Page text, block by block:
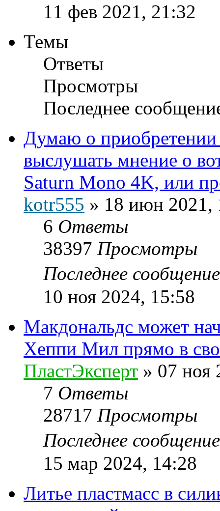
11 фев 2021, 21:32
Темы
Ответы
Просмотры
Последнее
Думаю о
выслушать мнение о
Saturn Mono 4K, или
kotr555 » 18 июн 2021,
6 Ответы
38397 Просмотры
Последнее
10 ноя 2024, 15:58
Макдональдс может
Хеппи Мил прямо в
ПластЭксперт » 07 ноя
7 Ответы
28717 Просмотры
Последнее
15 мар 2024, 14:28
Литье пластмасс в